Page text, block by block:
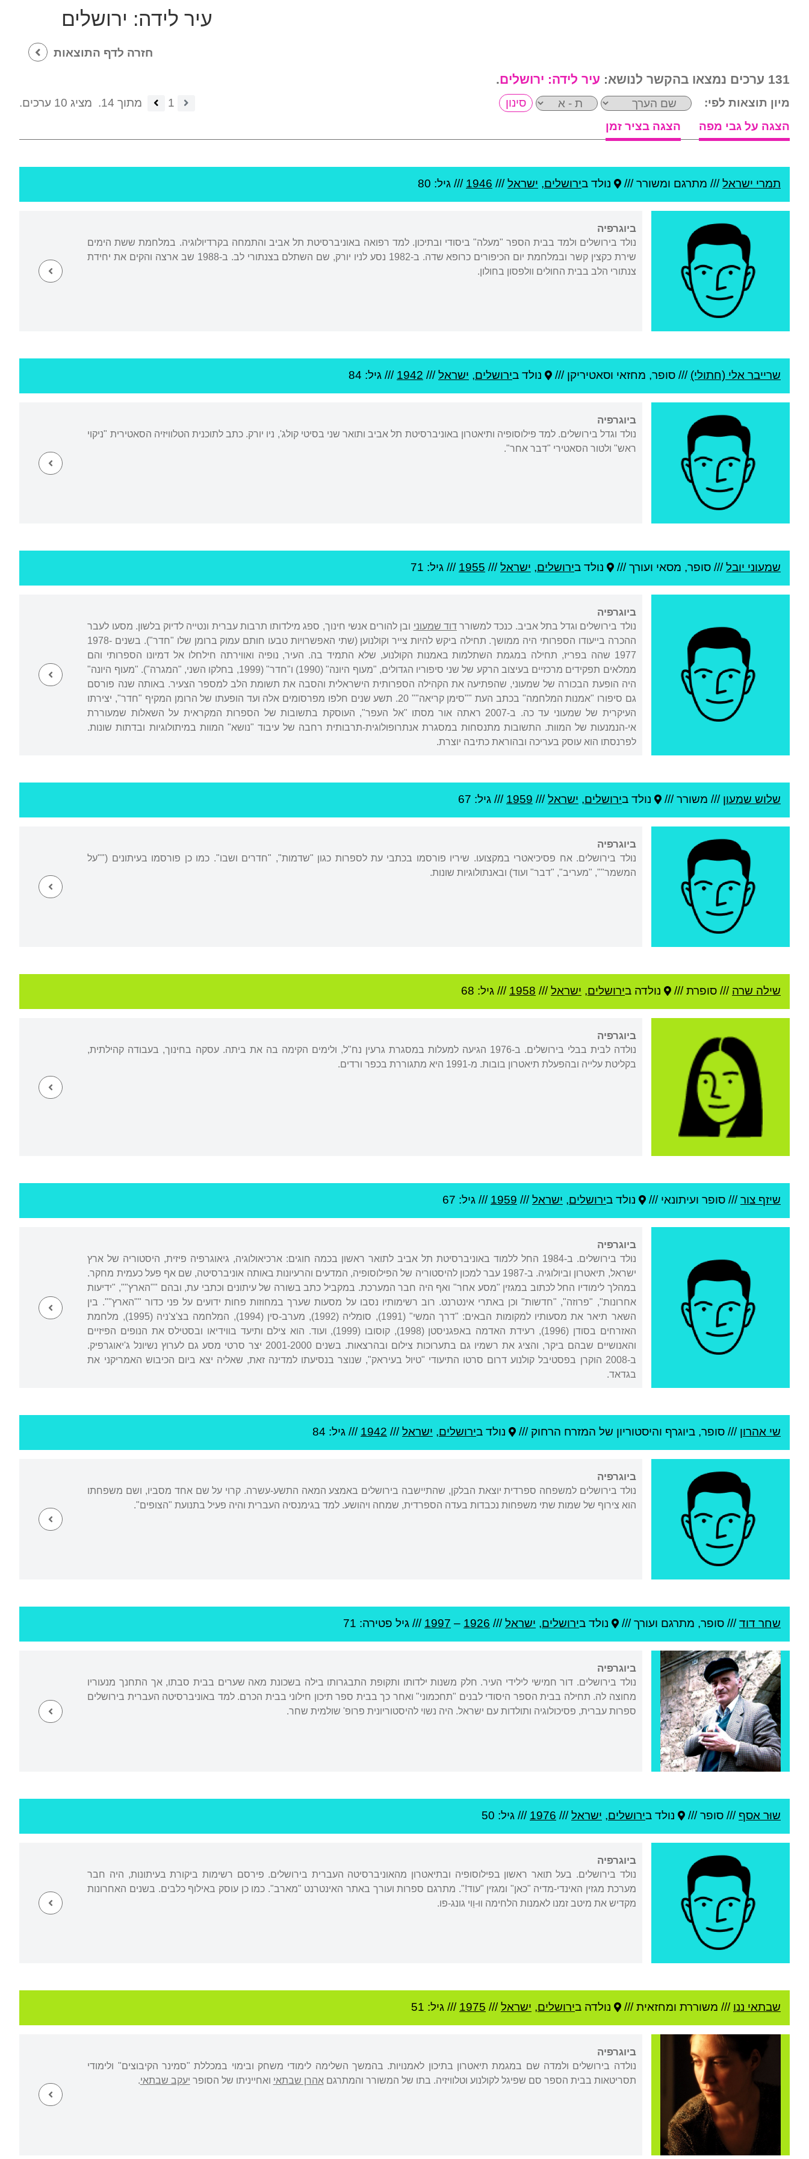
עיר לידה: ירושלים
חזרה לדף התוצאות
131 ערכים נמצאו בהקשר לנושא: עיר לידה: ירושלים.
מיון תוצאות לפי: 1 מתוך 14.
מציג 10 ערכים.
הצגה על גבי מפה
הצגה בציר זמן
תמרי ישראל/// מתרגם ומשורר /// נולד בירושלים, ישראל///
1946 /// גיל: 80
ביוגרפיה
נולד בירושלים ולמד בבית הספר "מעלה" ביסודי ובתיכון. למד רפואה באוניברסיטת תל אביב והתמחה בקרדיולוגיה. במלחמת ששת הימים
שירת כקצין קשר ובמלחמת יום הכיפורים כרופא שדה. ב-1982 נסע לניו יורק, שם השתלם בצנתורי לב. ב-1988 שב ארצה והקים את יחידת
צנתורי הלב בבית החולים וולפסון בחולון.
שרייבר אלי (חתולי) /// סופר, מחזאי וסאטיריקן /// נולד בירושלים, ישראל///
1942 /// גיל: 84
ביוגרפיה
נולד וגדל בירושלים. למד פילוסופיה ותיאטרון באוניברסיטת תל אביב ותואר שני בסיטי קולג', ניו יורק. כתב לתוכנית הטלוויזיה הסאטירית "ניקוי
ראש" ולטור הסאטירי "דבר אחר".
שמעוני יובל/// סופר, מסאי ועורך /// נולד בירושלים, ישראל///
1955 /// גיל: 71
ביוגרפיה
נולד בירושלים וגדל בתל אביב. כנכד למשוררדוד שמעוני ובן להורים אנשי חינוך, ספג מילדותו תרבות עברית ונטייה לדיוק בלשון. מסעו לעבר
ההכרה בייעודו הספרותי היה ממושך. תחילה ביקש להיות צייר וקולנוען (שתי האפשרויות טבעו חותם עמוק ברומן שלו "חדר"). בשנים 1978-
1977 שהה בפריז, תחילה במגמת השתלמות באמנות הקולנוע, שלא התמיד בה. העיר, נופיה ואווירתה חילחלו אל דמיונו הספרותי והם
ממלאים תפקידים מרכזיים בעיצוב הרקע של שני סיפוריו הגדולים, "מעוף היונה" (1990) ו"חדר" (1999, בחלקו השני, "המגרה"). "מעוף היונה"
היה הופעת הבכורה של שמעוני, שהפתיעה את הקהילה הספרותית הישראלית והסבה את תשומת הלב למספר הצעיר. באותה שנה פורסם
גם סיפורו "אמנות המלחמה" בכתב העת ""סימן קריאה"" 20. תשע שנים חלפו מפרסומים אלה ועד הופעתו של הרומן המקיף "חדר", יצירתו
העיקרית של שמעוני עד כה. ב-2007 ראתה אור מסתו "אל העפר", העוסקת בתשובות של הספרות המקראית על השאלות שמעוררת
אי-הנמנעות של המוות. התשובות מתנסחות במסגרת אנתרופולוגית-תרבותית רחבה של עיבוד "נושא" המוות במיתולוגיות ובדתות שונות.
לפרנסתו הוא עוסק בעריכה ובהוראת כתיבה יוצרת.
שלוש שמעון /// משורר /// נולד בירושלים, ישראל///
1959 /// גיל: 67
ביוגרפיה
נולד בירושלים. אח פסיכיאטרי במקצועו. שיריו פורסמו בכתבי עת לספרות כגון "שדמות", "חדרים ושבו". כמו כן פורסמו בעיתונים (""על
המשמר"", "מעריב", "דבר" ועוד) ובאנתולוגיות שונות.
שילה שרה /// סופרת /// נולדה בירושלים, ישראל///
1958 /// גיל: 68
ביוגרפיה
נולדה לבית בבלי בירושלים. ב-1976 הגיעה למעלות במסגרת גרעין נח"ל, ולימים הקימה בה את ביתה. עסקה בחינוך, בעבודה קהילתית,
בקליטת עלייה ובהפעלת תיאטרון בובות. מ-1991 היא מתגוררת בכפר ורדים.
שיזף צור/// סופר ועיתונאי /// נולד בירושלים, ישראל///
1959 /// גיל: 67
ביוגרפיה
נולד בירושלים. ב-1984 החל ללמוד באוניברסיטת תל אביב לתואר ראשון בכמה חוגים: ארכיאולוגיה, גיאוגרפיה פיזית, היסטוריה של ארץ
ישראל, תיאטרון וביולוגיה. ב-1987 עבר למכון להיסטוריה של הפילוסופיה, המדעים והרעיונות באותה אוניברסיטה, שם אף פעל כעמית מחקר.
במהלך לימודיו החל לכתוב במגזין "מסע אחר" ואף היה חבר המערכת. במקביל כתב בשורה של עיתונים וכתבי עת, ובהם ""הארץ"", "ידיעות
אחרונות", "פרוזה", "חדשות" וכן באתרי אינטרנט. רוב רשימותיו נסבו על מסעות שערך במחוזות פחות ידועים על פני כדור ""הארץ"". בין
השאר תיאר את מסעותיו למקומות הבאים: "דרך המשי" (1991), סומליה (1992), מערב-סין (1994), המלחמה בצ'צ'ניה (1995), מלחמת
האזרחים בסודן (1996), רעידת האדמה באפגניסטן (1998), קוסובו (1999), ועוד. הוא צילם ותיעד בווידיאו ובסטילס את הנופים הפיזיים
והאנושיים שבהם ביקר, והציג את רשמיו גם בתערוכות צילום ובהרצאות. בשנים 2001-2000 יצר סרטי מסע גם לערוץ נשיונל ג'יאוגרפיק.
ב-2008 הוקרן בפסטיבל קולנוע דרום סרטו התיעודי "טיול בעיראק", שנוצר בנסיעתו למדינה זאת, שאליה יצא ביום הכיבוש האמריקני את
בגדאד.
שי אהרון /// סופר, ביוגרף והיסטוריון של המזרח הרחוק /// נולד בירושלים, ישראל///
1942 /// גיל: 84
ביוגרפיה
נולד בירושלים למשפחה ספרדית יוצאת הבלקן, שהתיישבה בירושלים באמצע המאה התשע-עשרה. קרוי על שם אחד מסביו, ושם משפחתו
הוא צירוף של שמות שתי משפחות נכבדות בעדה הספרדית, שמחה ויהושע. למד בגימנסיה העברית והיה פעיל בתנועת "הצופים".
שחר דוד/// סופר, מתרגם ועורך /// נולד בירושלים, ישראל///
1926
–
1997 /// גיל פטירה: 71
ביוגרפיה
נולד בירושלים. דור חמישי לילידי העיר. חלק משנות ילדותו ותקופת התבגרותו בילה בשכונת מאה שערים בבית סבתו, אך התחנך מנעוריו
מחוצה לה. תחילה בבית הספר היסודי לבנים "תחכמוני" ואחר כך בבית ספר תיכון חילוני בבית הכרם. למד באוניברסיטה העברית בירושלים
ספרות עברית, פסיכולוגיה ותולדות עם ישראל. היה נשוי להיסטוריונית פרופ' שולמית שחר.
שוּר אסף /// סופר /// נולד בירושלים, ישראל///
1976 /// גיל: 50
ביוגרפיה
נולד בירושלים. בעל תואר ראשון בפילוסופיה ובתיאטרון מהאוניברסיטה העברית בירושלים. פירסם רשימות ביקורת בעיתונות, היה חבר
מערכת מגזין האינדי-מדיה "כאן" ומגזין "עוד!". מתרגם ספרות ועורך באתר האינטרנט "מארב". כמו כן עוסק באילוף כלבים. בשנים האחרונות
מקדיש את מיטב זמנו לאמנות הלחימה ווּ-וֵוי גונג-פו.
שבתאי ננו /// משוררת ומחזאית /// נולדה בירושלים, ישראל///
1975 /// גיל: 51
ביוגרפיה
נולדה בירושלים ולמדה שם במגמת תיאטרון בתיכון לאמנויות. בהמשך השלימה לימודי משחק ובימוי במכללת "סמינר הקיבוצים" ולימודי
תסריטאות בבית הספר סם שפיגל לקולנוע וטלוויזיה. בתו של המשורר והמתרגםאהרן שבתאי ואחייניתו של הסופר יעקב שבתאי.